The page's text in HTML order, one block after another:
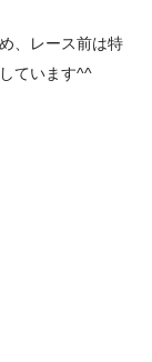
、レース前は特
ています^^